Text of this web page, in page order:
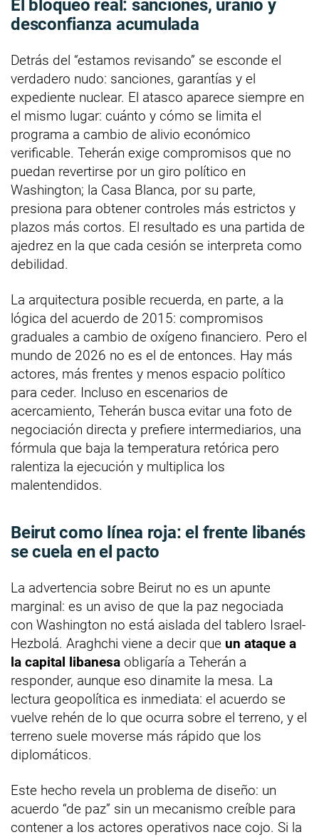
El bloqueo real: sanciones, uranio y
desconfianza acumulada
Detrás del “estamos revisando” se esconde el
verdadero nudo: sanciones, garantías y el
expediente nuclear. El atasco aparece siempre en
el mismo lugar: cuánto y cómo se limita el
programa a cambio de alivio económico
verificable. Teherán exige compromisos que no
puedan revertirse por un giro político en
Washington; la Casa Blanca, por su parte,
presiona para obtener controles más estrictos y
plazos más cortos. El resultado es una partida de
ajedrez en la que cada cesión se interpreta como
debilidad.
La arquitectura posible recuerda, en parte, a la
lógica del acuerdo de 2015: compromisos
graduales a cambio de oxígeno financiero. Pero el
mundo de 2026 no es el de entonces. Hay más
actores, más frentes y menos espacio político
para ceder. Incluso en escenarios de
acercamiento, Teherán busca evitar una foto de
negociación directa y prefiere intermediarios, una
fórmula que baja la temperatura retórica pero
ralentiza la ejecución y multiplica los
malentendidos.
Beirut como línea roja: el frente libanés
se cuela en el pacto
La advertencia sobre Beirut no es un apunte
marginal: es un aviso de que la paz negociada
con Washington no está aislada del tablero Israel-
Hezbolá. Araghchi viene a decir que un ataque a
la capital libanesa obligaría a Teherán a
responder, aunque eso dinamite la mesa. La
lectura geopolítica es inmediata: el acuerdo se
vuelve rehén de lo que ocurra sobre el terreno, y el
terreno suele moverse más rápido que los
diplomáticos.
Este hecho revela un problema de diseño: un
acuerdo “de paz” sin un mecanismo creíble para
contener a los actores operativos nace cojo. Si la